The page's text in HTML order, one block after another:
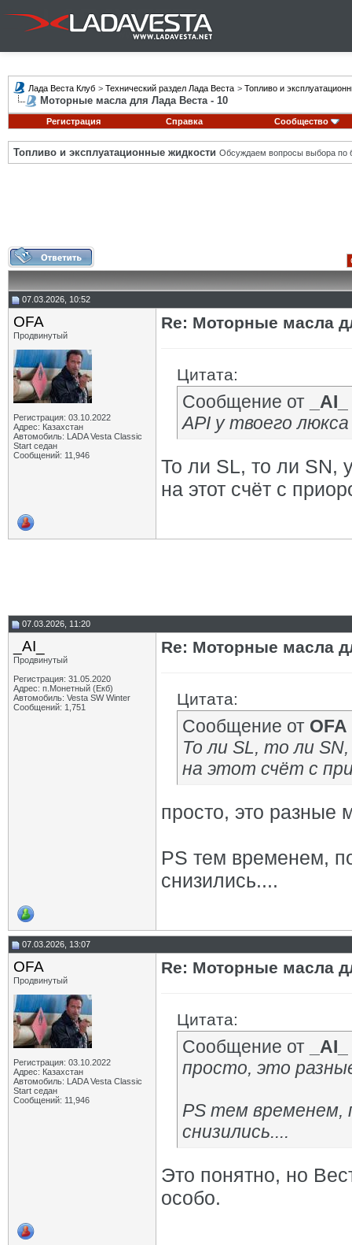
Лада Веста Клуб > Технический раздел Лада Веста > Топливо и
Моторные масла для Лада Веста - 10
Регистрация Справка Сообщество
Топливо и эксплуатационные жидкости Обсуждаем вопросы выбора по
07.03.2026, 10:52
OFA
Продвинутый
Регистрация: 03.10.2022
Адрес: Казахстан
Автомобиль: LADA Vesta Classic
Start седан
Сообщений: 11,946
Re: Моторные масла
Цитата:
Сообщение от
_AI_
API у твоего люкса
То ли SL, то ли SN,
на этот счёт с
07.03.2026, 11:20
_AI_
Продвинутый
Регистрация: 31.05.2020
Адрес: п.Монетный (Екб)
Автомобиль: Vesta SW Winter
Сообщений: 1,751
Re: Моторные масла
Цитата:
Сообщение от OFA
То ли SL, то ли
на этот счёт с
просто, это разные
PS тем временем,
снизились....
07.03.2026, 13:07
OFA
Продвинутый
Регистрация: 03.10.2022
Адрес: Казахстан
Автомобиль: LADA Vesta Classic
Start седан
Сообщений: 11,946
Re: Моторные масла
Цитата:
Сообщение от
_AI_
просто, это
PS тем временем,
снизились....
Это понятно, но
особо.